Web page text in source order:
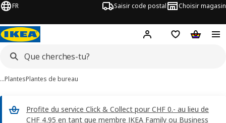
FR Saisir code postal Choisir magasin
Hej! Connecte-toi
Liste d'achats
Panier
…PlantesPlantes de bureau
Profite du service Click & Collect pour CHF 0.- au lieu de
CHF 4.95 en tant que membre IKEA Family ou Business